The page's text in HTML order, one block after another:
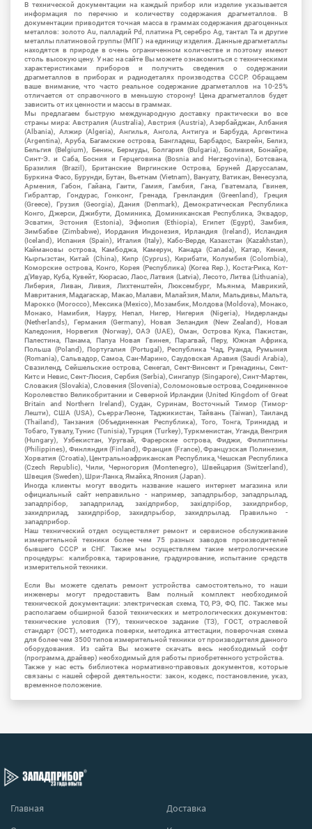
В технической документации на каждый прибор или изделие указывается
информация по перечню и количеству содержания драгметаллов. В
документации приводится точная масса в граммах содержания драгоценных
металлов: золото Au, палладий Pd, платина Pt, серебро Ag, тантал Ta и другие
металлы платиновой группы (МПГ) на единицу изделия. Данные драгметаллы
находятся в природе в очень ограниченном количестве и поэтому имеют
столь высокую цену. У нас на сайте Вы можете ознакомиться с техническими
характеристиками приборов и получить сведения о содержании
драгметаллов в приборах и радиодеталях производства СССР. Обращаем
ваше внимание, что часто реальное содержание драгметаллов на 10-25%
отличается от справочного в меньшую сторону! Цена драгметаллов будет
зависить от их ценности и массы в граммах.
Мы предлагаем быструю международную доставку практически во все
страны мира: Австралия (Australia), Австрия (Austria), Азербайджан, Албания
(Albania), Алжир (Algeria), Ангилья, Ангола, Антигуа и Барбуда, Аргентина
(Argentina), Аруба, Багамские острова, Бангладеш, Барбадос, Бахрейн, Белиз,
Бельгия (Belgium), Бенин, Бермуды, Болгария (Bulgaria), Боливия, Бонайре,
Синт-Э. и Саба, Босния и Герцеговина (Bosnia and Herzegovina), Ботсвана,
Бразилия (Brazil), Британские Виргинские Острова, Бруней Даруссалам,
Буркина Фасо, Бурунди, Бутан, Вьетнам (Vietnam), Вануату, Ватикан, Венесуэла,
Армения, Габон, Гайана, Гаити, Гамия, Гамбия, Гана, Гватемала, Гвинея,
Гибралтар, Гондурас, Гонконг, Гренада, Гренландия (Greenland), Греция
(Greece), Грузия (Georgia), Дания (Denmark), Демократическая Республика
Конго, Джерси, Джибути, Доминика, Доминиканская Республика, Эквадор,
Эсватин, Эстония (Estonia), Эфиопия (Ethiopia), Египет (Egypt), Замбия,
Зимбабве (Zimbabwe), Иордания Индонезия, Ирландия (Ireland), Исландия
(Iceland), Испания (Spain), Италия (Italy), Кабо-Верде, Казахстан (Kazakhstan),
Каймановы острова, Камбоджа, Камерун, Канада (Canada), Катар, Кения,
Кыргызстан, Китай (China), Кипр (Cyprus), Кирибати, Колумбия (Colombia),
Коморские острова, Конго, Корея (Республика) (Korea Rep.), Коста-Рика, Кот-
д'Ивуар, Куба, Кувейт, Кюрасао, Лаос, Латвия (Latvia), Лесото, Литва (Lithuania),
Либерия, Ливан, Ливия, Лихтенштейн, Люксембург, Мьянма, Маврикий,
Мавритания, Мадагаскар, Макао, Малави, Малайзия, Мали, Мальдивы, Мальта,
Марокко (Morocco), Мексика (Mexico), Мозамбик, Молдова (Moldova), Монако,
Монако, Намибия, Науру, Непал, Нигер, Нигерия (Nigeria), Нидерланды
(Netherlands), Германия (Germany), Новая Зеландия (New Zealand), Новая
Каледония, Норвегия (Norway), ОАЭ (UAE), Оман, Острова Кука, Пакистан,
Палестина, Панама, Папуа Новая Гвинея, Парагвай, Перу, Южная Африка,
Польша (Poland), Португалия (Portugal), Республика Чад, Руанда, Румыния
(Romania), Сальвадор, Самоа, Сан-Марино, Саудовская Аравия (Saudi Arabia),
Свазиленд, Сейшельские острова, Сенегал, Сент-Винсент и Гренадины, Сент-
Китс и Невис, Сент-Люсия, Сербия (Serbia), Сингапур (Singapore), Синт-Мартен,
Словакия (Slovakia), Словения (Slovenia), Соломоновые острова, Соединенное
Королевство Великобритании и Северной Ирландии (United Kingdom of Great
Britain and Northern Ireland), Судан, Суринам, Восточный Тимор (Тимор-
Лешти), США (USA), Сьерра-Леоне, Таджикистан, Тайвань (Taiwan), Таиланд
(Thailand), Танзания (Объединенная Республика), Того, Тонга, Тринидад и
Тобаго, Тувалу, Тунис (Tunisia), Турция (Turkey), Туркменистан, Уганда, Венгрия
(Hungary), Узбекистан, Уругвай, Фарерские острова, Фиджи, Филиппины
(Philippines), Финляндия (Finland), Франция (France), Французская Полинезия,
Хорватия (Croatia), Центральноафриканская Республика, Чешская Республика
(Czech Republic), Чили, Черногория (Montenegro), Швейцария (Switzerland),
Швеция (Sweden), Шри-Ланка, Ямайка, Япония (Japan).
Иногда клиенты могут вводить название нашего интернет магазина или
официальный сайт неправильно - например, западпрыбор, западпрылад,
западпрібор, западприлад, західприбор, західпрібор, захидприбор,
захидприлад, захидпрібор, захидпрыбор, захидпрылад. Правильно -
западприбор.
Наш технический отдел осуществляет ремонт и сервисное обслуживание
измерительной техники более чем 75 разных заводов производителей
бывшего СССР и СНГ. Также мы осуществляем такие метрологические
процедуры: калибровка, тарирование, градуирование, испытание средств
измерительной техники.
Если Вы можете сделать ремонт устройства самостоятельно, то наши
инженеры могут предоставить Вам полный комплект необходимой
технической документации: электрическая схема, ТО, РЭ, ФО, ПС. Также мы
располагаем обширной базой технических и метрологических документов:
технические условия (ТУ), техническое задание (ТЗ), ГОСТ, отраслевой
стандарт (ОСТ), методика поверки, методика аттестации, поверочная схема
для более чем 3500 типов измерительной техники от производителя данного
оборудования. Из сайта Вы можете скачать весь необходимый софт
(программа, драйвер) необходимый для работы приобретенного устройства.
Также у нас есть библиотека нормативно-правовых документов, которые
связаны с нашей сферой деятельности: закон, кодекс, постановление, указ,
временное положение.
Главная
Доставка